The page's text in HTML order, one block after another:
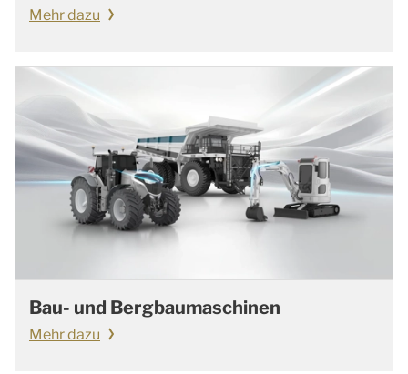
Mehr dazu
Bau- und Bergbaumaschinen
Mehr dazu